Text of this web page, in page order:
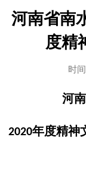
河南省南
度精
时
河
2020年度精神